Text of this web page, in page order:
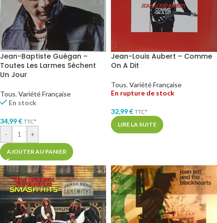
Jean-Baptiste Guégan –
Toutes Les Larmes Sèchent
Un Jour
Tous, Variété Française
En stock
34,99€ TTC*
- +
AJOUTER AU PANIER
Jean-Louis Aubert – Comme
On A Dit
Tous, Variété Française
En rupture de stock
32,99€ TTC*
LIRE LA SUITE